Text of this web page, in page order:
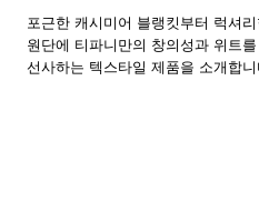
포근한 캐시미어 블랭킷부터 럭셔
원단에 티파니만의 창의성과 위트
선사하는 텍스타일 제품을 소개합